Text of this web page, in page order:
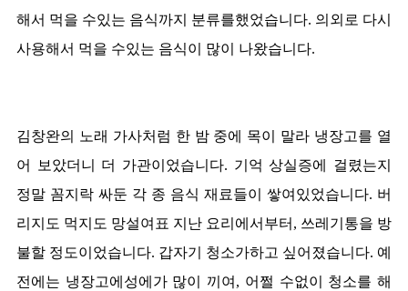
해서 먹을 수있는 음식까지 분류를했었습니다. 의외로 다시
사용해서 먹을 수있는 음식이 많이 나왔습니다.
김창완의 노래 가사처럼 한 밤 중에 목이 말라 냉장고를 열
어 보았더니 더 가관이었습니다. 기억 상실증에 걸렸는지
정말 꼼지락 싸둔 각 종 음식 재료들이 쌓여있었습니다. 버
리지도 먹지도 망설여표 지난 요리에서부터, 쓰레기통을 방
불할 정도이었습니다. 갑자기 청소가하고 싶어졌습니다. 예
전에는 냉장고에성에가 많이 끼여, 어쩔 수없이 청소를 해